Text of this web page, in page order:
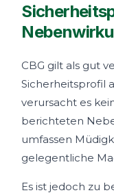
CBG gilt als gut
Sicherheitsprofil
verursacht es
berichteten
umfassen
gelegentliche
Es ist jedoch zu